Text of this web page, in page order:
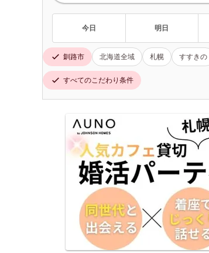
今日 明日
釧路市 北海道全域 札幌 すすきの
すべてのこだわり条件